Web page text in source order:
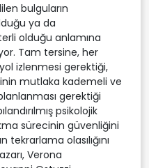
bulguların
ya da
olduğu anlamına
Tam tersine, her
izlenmesi gerektiği,
mutlaka kademeli ve
gerektiği
psikolojik
sürecinin güvenliğini
olasılığını
Verona